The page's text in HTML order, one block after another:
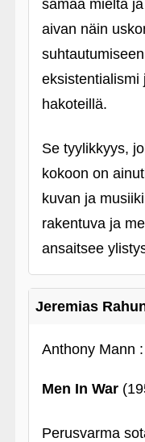
samaa mieltä
aivan näin
eksistentialismi
hakoteillä.
Se tyylikkyys,
kokoon on
kuvan ja
rakentuva ja
ansaitsee
Jeremias
Anthony Mann :
Men In War
Perusvarma